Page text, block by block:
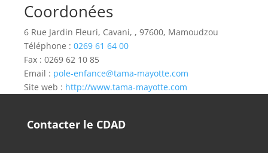
Coordonées
6 Rue Jardin Fleuri, Cavani, , 97600, Mamoudzou
Téléphone : 0269 61 64 00
Fax : 0269 62 10 85
Email : pole-enfance@tama-mayotte.com
Site web : http://www.tama-mayotte.com
Contacter le CDAD